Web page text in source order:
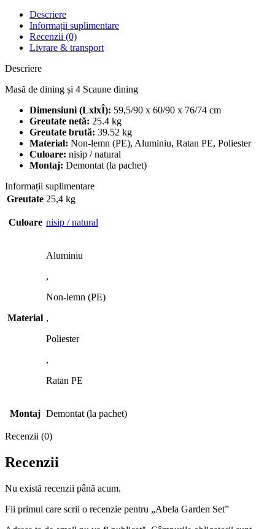
Descriere
Informații suplimentare
Recenzii (0)
Livrare & transport
Descriere
Masă de dining și 4 Scaune dining
Dimensiuni (LxlxÎ): 59,5/90 x 60/90 x 76/74 cm
Greutate netă: 25.4 kg
Greutate brută: 39.52 kg
Material: Non-lemn (PE), Aluminiu, Ratan PE, Poliester
Culoare: nisip / natural
Montaj: Demontat (la pachet)
Informații suplimentare
Greutate 25,4 kg
Culoare nisip / natural
Material
Aluminiu
,
Non-lemn (PE)
,
Poliester
,
Ratan PE
Montaj Demontat (la pachet)
Recenzii (0)
Recenzii
Nu există recenzii până acum.
Fii primul care scrii o recenzie pentru „Abela Garden Set”